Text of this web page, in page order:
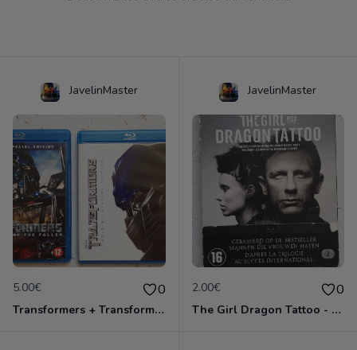
JavelinMaster
5.00€ 0
Transformers + Transformers 2 : La Revanche
JavelinMaster
2.00€ 0
The Girl Dragon Tattoo - Blu-Ray